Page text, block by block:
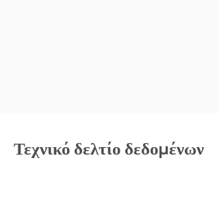
Τεχνικό δελτίο δεδομένων